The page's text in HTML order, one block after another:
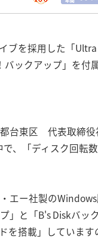
ブを採用した「
ックアップ」を
台東区 代表取締
、「ディスク回
エー社製の
」と「B's Diskバ
を搭載」していま